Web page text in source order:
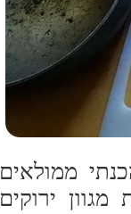
ממולאים
ירוקים